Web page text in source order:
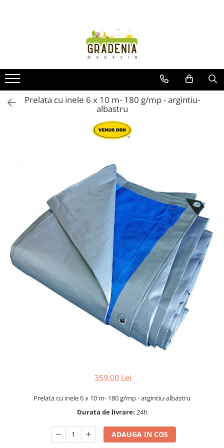
Tractorașe de cosit iarba
Masini de tuns iarba
Roabe
Atomizoare
Fierastrau gard viu
Fierastraie telescopice
Dispozitiv de ascutit lant
Masini electrice de tuns oi
Motoburghiu
Fierăstrău de mână
Topoare
Aspirator pentru frunze
Role de irigat
Distribuitoare de nisip
Șuruburi autoforante
Prelata cu inele 6 x 10 m- 180 g/mp - argintiu-
albastru
359,00 Lei
Prelata cu inele 6 x 10 m- 180 g/mp - argintiu-albastru
Durata de livrare: 24h
ADAUGA IN COS